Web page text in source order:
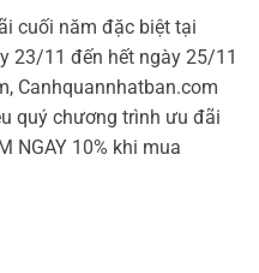
cuối năm đặc biệt tại
23/11 đến hết ngày 25/11
Canhquannhatban.com
quý chương trình ưu đãi
NGAY 10% khi mua